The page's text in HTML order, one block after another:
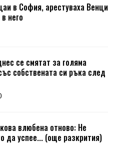
в София, арестуваха Венци
него
се смятат за голяма
собствената си ръка след
влюбена отново: Не
да успее... (още разкрития)